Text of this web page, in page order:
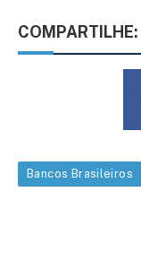
COMPARTILHE:
Bancos Brasileiros